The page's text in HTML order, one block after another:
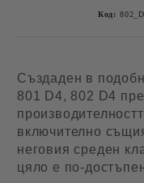
Код:
Създаден в
801 D4, 802 D4
включително
неговия среден
цяло е по-